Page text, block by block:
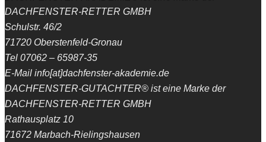
DACHFENSTER-RETTER GMBH
Schulstr. 46/2
71720 Oberstenfeld-Gronau
Tel 07062 – 65987-35
E-Mail info[at]dachfenster-akademie.de
DACHFENSTER-GUTACHTER® ist eine Marke der
DACHFENSTER-RETTER GMBH
Rathausplatz 10
71672 Marbach-Rielingshausen